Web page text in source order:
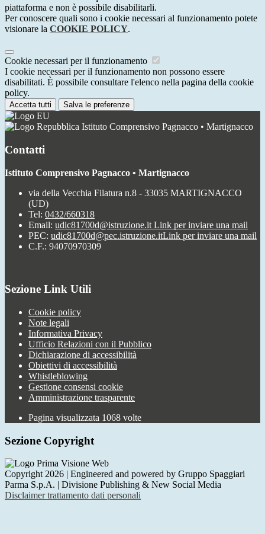
piattaforma e non è possibile disabilitarli.
Per conoscere quali sono i cookie necessari al funzionamento potete
visionare la COOKIE POLICY.
Cookie necessari per il funzionamento
I cookie necessari per il funzionamento non possono essere
disabilitati. È possibile consultare l'elenco nella pagina della cookie
policy.
Accetta tutti Salva le preferenze
Istituto Comprensivo Pagnacco • Martignacco
Contatti
Istituto Comprensivo Pagnacco • Martignacco
via della Vecchia Filatura n.8 - 33035 MARTIGNACCO
(UD)
Tel: 0432/660318
Email: udic81700d@istruzione.it Link per inviare una mail
PEC: udic81700d@pec.istruzione.itLink per inviare una mail
C.F.: 94070970309
Sezione Link Utili
Cookie policy
Note legali
Informativa Privacy
Ufficio Relazioni con il Pubblico
Dichiarazione di accessibilità
Obiettivi di accessibilità
Whistleblowing
Gestione consensi cookie
Amministrazione trasparente
Pagina visualizzata 1068 volte
Sezione Copyright
Copyright 2026 | Engineered and powered by Gruppo Spaggiari
Parma S.p.A. | Divisione Publishing & New Social Media
Disclaimer trattamento dati personali